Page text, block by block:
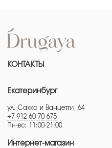
КОНТАКТЫ
Екатеринбург
ул. Сакко и Ванцетти, 64
+7 912 60 70 675
Пн-вс: 11:00-21:00
Интернет-магазин